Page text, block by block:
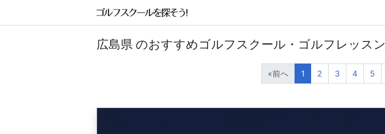
広島県 のおすすめゴルフスクール・ゴルフレッスン
«前へ 1 2 3 4 5